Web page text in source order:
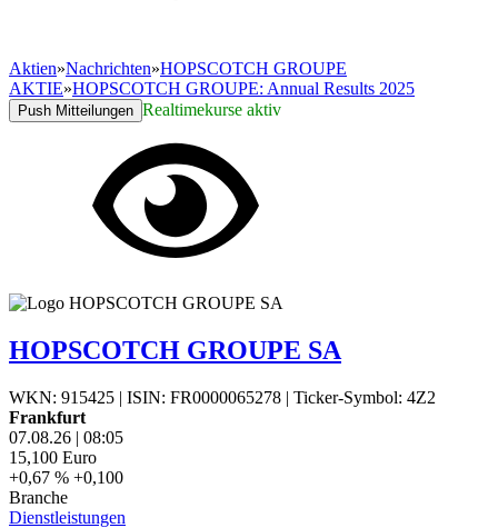
Aktien»Nachrichten»HOPSCOTCH GROUPE
AKTIE»HOPSCOTCH GROUPE: Annual Results 2025
Push Mitteilungen Realtimekurse aktiv
HOPSCOTCH GROUPE SA
WKN: 915425 | ISIN: FR0000065278 | Ticker-Symbol: 4Z2
Frankfurt
07.08.26 | 08:05
15,100 Euro
+0,67 % +0,100
Branche
Dienstleistungen